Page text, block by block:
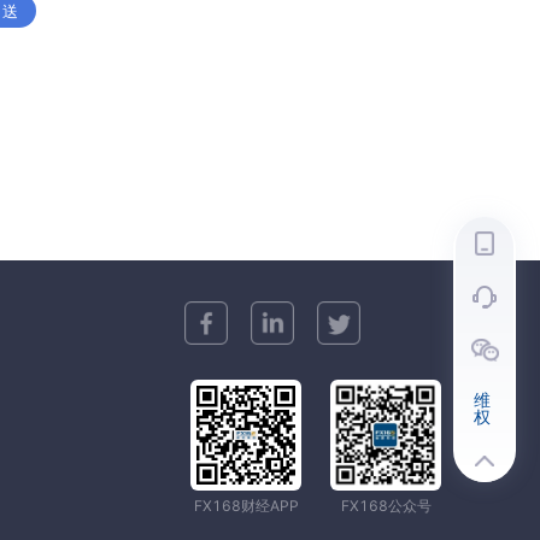
FX168财经APP FX168公众号
维
权